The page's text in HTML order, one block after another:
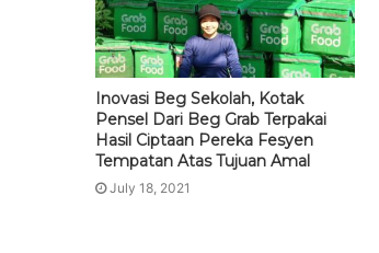
Inovasi Beg Sekolah, Kotak
Pensel Dari Beg Grab Terpakai
Hasil Ciptaan Pereka Fesyen
Tempatan Atas Tujuan Amal
July 18, 2021